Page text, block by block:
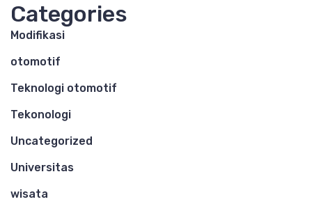
Categories
Modifikasi
otomotif
Teknologi otomotif
Tekonologi
Uncategorized
Universitas
wisata